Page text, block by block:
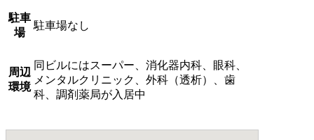
駐車
場
駐車場なし
周辺
環境
同ビルにはスーパー、消化器内科、眼科、
メンタルクリニック、外科（透析）、歯
科、調剤薬局が入居中